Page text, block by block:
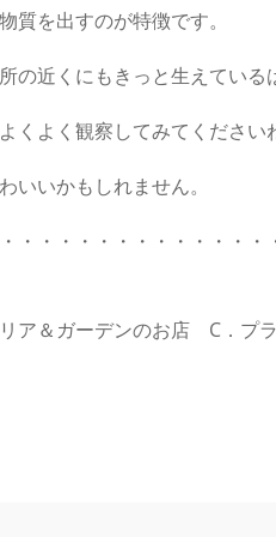
質を出すのが特徴です。
の近くにもきっと生えている
くよく観察してみてください
いいかもしれません。
・・・・・・・・・・・・
ア＆ガーデンのお店 C．プ